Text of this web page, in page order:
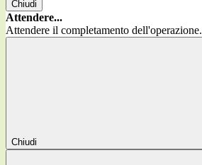
Chiudi
Attendere...
Attendere il completamento
Chiudi